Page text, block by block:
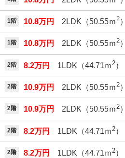
1階 10.8万円 2LDK（50.55ｍ 2）
1階 10.8万円 2LDK（50.55ｍ2）
2階 8.2万円 1LDK（44.71ｍ 2）
2階 10.9万円 2LDK（50.55ｍ 2）
2階 10.9万円 2LDK（50.55ｍ2）
2階 8.2万円 1LDK（44.71ｍ 2）
2階 8.2万円 1LDK（44.71ｍ 2）